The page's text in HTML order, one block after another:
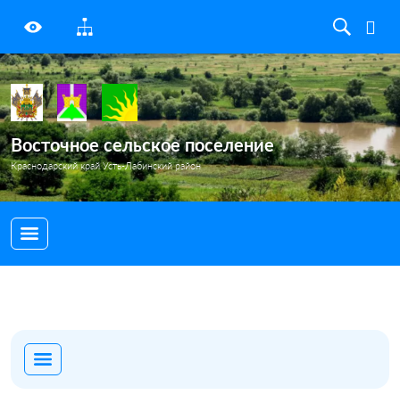
Восточное сельское поселение
Краснодарский край Усть-Лабинский район